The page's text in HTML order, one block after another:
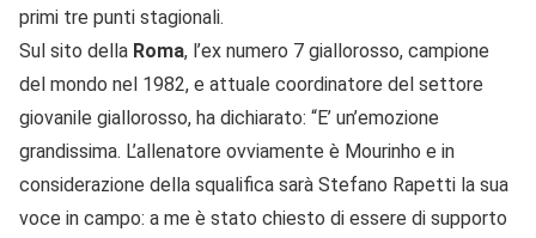
primi tre punti stagionali.
Sul sito della Roma, l’ex numero 7 giallorosso, campione
del mondo nel 1982, e attuale coordinatore del settore
giovanile giallorosso, ha dichiarato: “E’ un’emozione
grandissima. L’allenatore ovviamente è Mourinho e in
considerazione della squalifica sarà Stefano Rapetti la sua
voce in campo: a me è stato chiesto di essere di supporto